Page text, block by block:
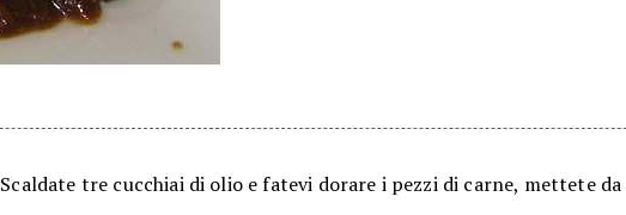
Scaldate tre cucchiai di olio e fatevi dorare i pezzi di carne, mettete